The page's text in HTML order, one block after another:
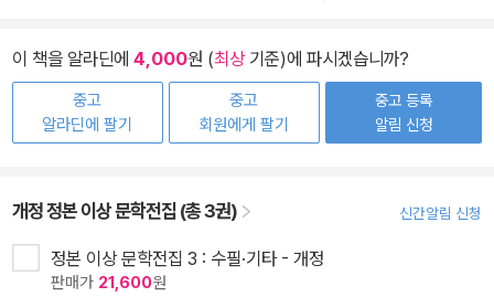
이 책을 알라딘에 4,000원 (최상기준)에 파시겠습니까?
중고
알라딘에 팔기
중고
회원에게 팔기
중고 등록
알림 신청
개정 정본 이상 문학전집 (총 3권) 신간알림 신청
정본 이상 문학전집 3 : 수필·기타 - 개정
판매가 21,600원